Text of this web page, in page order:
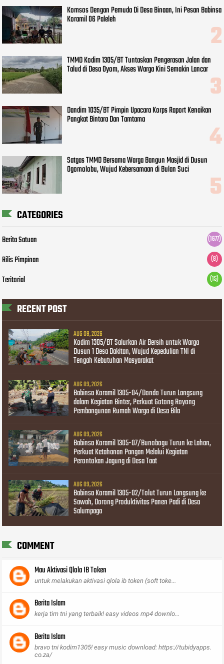
Komsos Dengan Pemuda Di Desa Binaan, Ini Pesan Babinsa
Koramil 06 Paleleh
TMMD Kodim 1305/BT Tuntaskan Pengerasan Jalan dan
Talud di Desa Oyom, Akses Warga Kini Semakin Lancar
Dandim 1035/BT Pimpin Upacara Korps Raport Kenaikan
Pangkat Bintara Dan Tamtama
Satgas TMMD Bersama Warga Bangun Masjid di Dusun
Ogomolobu, Wujud Kebersamaan di Bulan Suci
CATEGORIES
Berita Satuan (1677)
Rilis Pimpinan (8)
Teritorial (15)
RECENT POST
AUG 09, 2026
Kodim 1305/BT Salurkan Air Bersih untuk Warga
Dusun 1 Desa Dakitan, Wujud Kepedulian TNI di
Tengah Kebutuhan Masyarakat
AUG 09, 2026
Babinsa Koramil 1305-04/Dondo Turun Langsung
dalam Kegiatan Binter, Perkuat Gotong Royong
Pembangunan Rumah Warga di Desa Bilo
AUG 09, 2026
Babinsa Koramil 1305-07/Bunobogu Turun ke Lahan,
Perkuat Ketahanan Pangan Melalui Kegiatan
Perontokan Jagung di Desa Taat
AUG 09, 2026
Babinsa Koramil 1305-02/Tolut Turun Langsung ke
Sawah, Dorong Produktivitas Panen Padi di Desa
Salumpaga
COMMENT
Mau Aktivasi Qlola IB Token
untuk melakukan aktivasi qlola ib token (soft toke...
Berita Islam
kerja tim tni yang terbaik! easy videos mp4 downlo...
Berita Islam
bravo tni kodim1305! easy music download: https://tubidyapps.
co.za/